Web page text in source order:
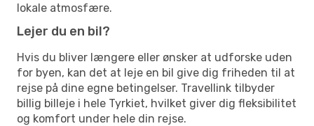
lokale atmosfære.
Lejer du en bil?
Hvis du bliver længere eller ønsker at udforske uden
for byen, kan det at leje en bil give dig friheden til at
rejse på dine egne betingelser. Travellink tilbyder
billig billeje i hele Tyrkiet, hvilket giver dig fleksibilitet
og komfort under hele din rejse.